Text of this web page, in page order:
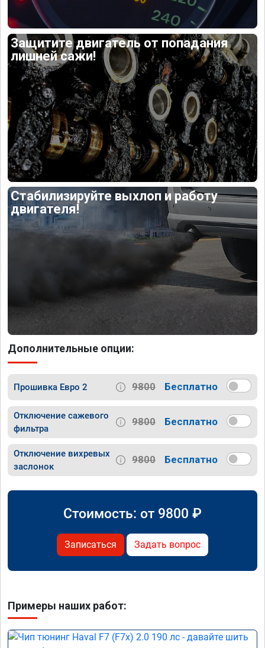
Защитите двигатель от попадания
лишней сажи!
Стабилизируйте выхлоп и работу
двигателя!
Дополнительные опции:
Прошивка Евро 2 9800 Бесплатно
Отключение сажевого
фильтра
9800 Бесплатно
Отключение вихревых
заслонок
9800 Бесплатно
Стоимость: от 9800 ₽
Записаться Задать вопрос
Примеры наших работ: